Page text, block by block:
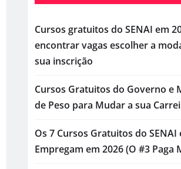
Cursos gratuitos do SENAI em
encontrar vagas escolher a
sua inscrição
Cursos Gratuitos do Governo e
de Peso para Mudar a sua
Os 7 Cursos Gratuitos do SENAI
Empregam em 2026 (O #3 Paga